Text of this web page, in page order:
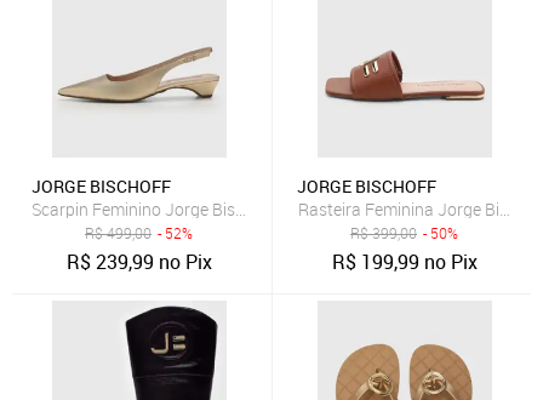
JORGE BISCHOFF
Scarpin Feminino Jorge Bischoff Couro Dourado
R$499,00 - 52%
R$239,99 no Pix
JORGE BISCHOFF
Rasteira Feminina Jorge
R$399,00 - 50%
R$ 199,99 no Pix